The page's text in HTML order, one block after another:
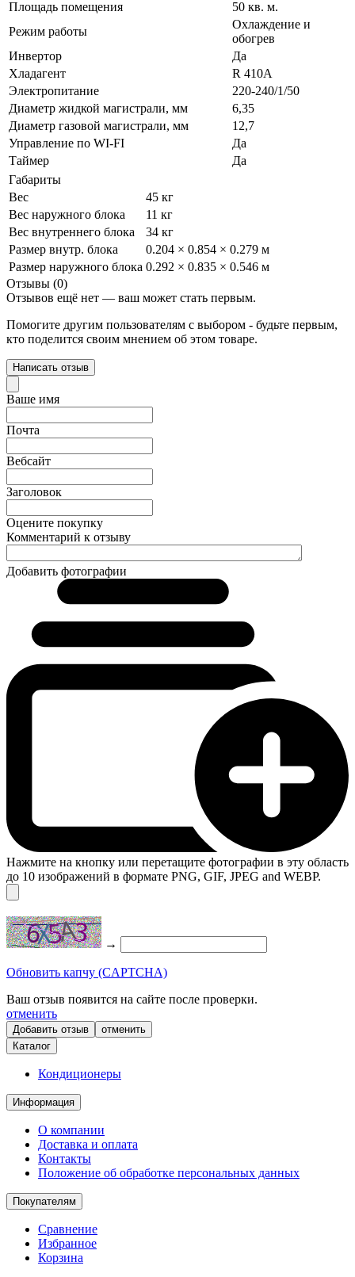
Площадь помещения
50 кв. м.
Режим работы
Охлаждение и
обогрев
Инвертор
Да
Хладагент
R 410A
Электропитание
220-240/1/50
Диаметр жидкой магистрали, мм
6,35
Диаметр газовой магистрали, мм
12,7
Управление по WI-FI
Да
Таймер
Да
Габариты
Вес
45 кг
Вес наружного блока
11 кг
Вес внутреннего блока
34 кг
Размер внутр. блока
0.204 × 0.854 × 0.279 м
Размер наружного блока 0.292 × 0.835 × 0.546 м
Отзывы (0)
Отзывов ещё нет — ваш может стать первым.
Помогите другим пользователям с выбором - будьте первым,
кто поделится своим мнением об этом товаре.
Написать отзыв
Ваше имя
Почта
Вебсайт
Заголовок
Оцените покупку
Комментарий к отзыву
Добавить фотографии
Нажмите на кнопку или перетащите фотографии в эту область
до 10 изображений в формате PNG, GIF, JPEG and WEBP.
→
Обновить капчу (CAPTCHA)
Ваш отзыв появится на сайте после проверки.
отменить
отменить
Каталог
Кондиционеры
Информация
О компании
Доставка и оплата
Контакты
Положение об обработке персональных данных
Покупателям
Сравнение
Избранное
Корзина